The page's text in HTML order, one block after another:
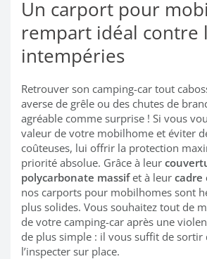
Un carport pour
rempart idéal contre
intempéries
Retrouver son camping-car tout
averse de grêle ou des chutes de
agréable comme surprise ! Si vous
valeur de votre mobilhome et éviter
coûteuses, lui offrir la protection
priorité absolue. Grâce à leur
polycarbonate massifet à leur cadre
nos carports pour mobilhomes sont
plus solides. Vous souhaitez tout de
de votre camping-car après une
de plus simple : il vous suffit de sortir
l’inspecter sur place.